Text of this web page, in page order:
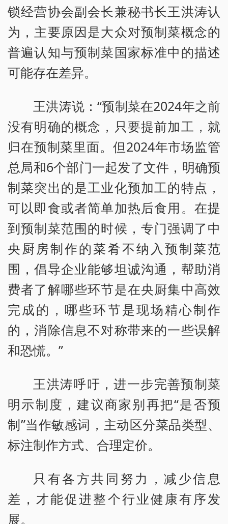
锁经营协会副会长兼秘书长王洪涛认
为，主要原因是大众对预制菜概念的
普遍认知与预制菜国家标准中的描述
可能存在差异。
王洪涛说：“预制菜在2024年之前
没有明确的概念，只要提前加工，就
归在预制菜里面。但2024年市场监管
总局和6个部门一起发了文件，明确预
制菜突出的是工业化预加工的特点，
可以即食或者简单加热后食用。在提
到预制菜范围的时候，专门强调了中
央厨房制作的菜肴不纳入预制菜范
围，倡导企业能够坦诚沟通，帮助消
费者了解哪些环节是在央厨集中高效
完成的，哪些环节是现场精心制作
的，消除信息不对称带来的一些误解
和恐慌。”
王洪涛呼吁，进一步完善预制菜
明示制度，建议商家别再把“是否预
制”当作敏感词，主动区分菜品类型、
标注制作方式、合理定价。
只有各方共同努力，减少信息
差，才能促进整个行业健康有序发
展。